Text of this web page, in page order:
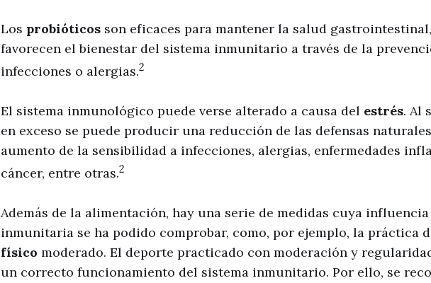
Los probióticos son eficaces para mantener la salud
favorecen el bienestar del sistema inmunitario a través de la
infecciones o alergias.2
El sistema inmunológico puede verse alterado a causa del estrés. Al
en exceso se puede producir una reducción de las defensas
aumento de la sensibilidad a infecciones, alergias, enfermedades
cáncer, entre otras.2
Además de la alimentación, hay una serie de medidas cuya
inmunitaria se ha podido comprobar, como, por ejemplo, la práctica
físico moderado. El deporte practicado con moderación y
un correcto funcionamiento del sistema inmunitario. Por ello, se